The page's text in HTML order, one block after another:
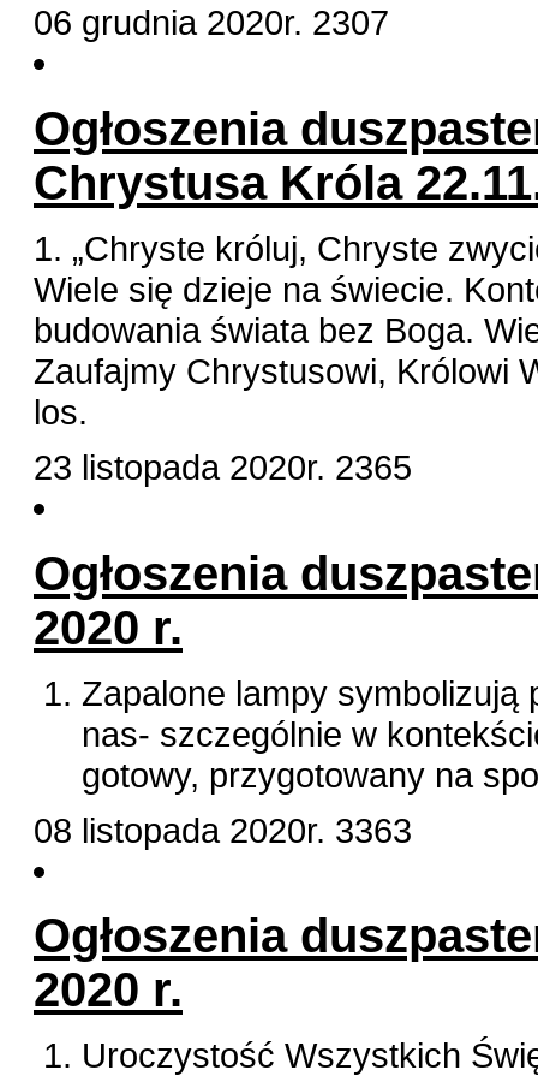
06 grudnia 2020r. 2307
Ogłoszenia
Chrystusa Króla
1. „Chryste króluj, Chryste
Wiele się dzieje na świecie.
budowania świata bez Boga.
Zaufajmy Chrystusowi, Królowi
los.
23 listopada 2020r. 2365
Ogłoszenia
2020 r.
Zapalone lampy
nas- szczególnie w
gotowy, przygotowany na
08 listopada 2020r. 3363
Ogłoszenia
2020 r.
Uroczystość Wszystkich